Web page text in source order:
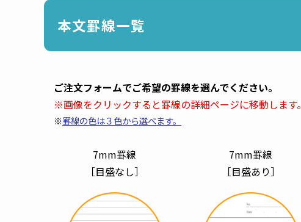
本文罫線一覧
ご注文フォームでご希望の罫線を選んでください。
※画像をクリックすると罫線の詳細ページに移動します。
※罫線の色は３色から選べます。
7mm罫線
［目盛なし］
7mm罫線
［目盛あり］